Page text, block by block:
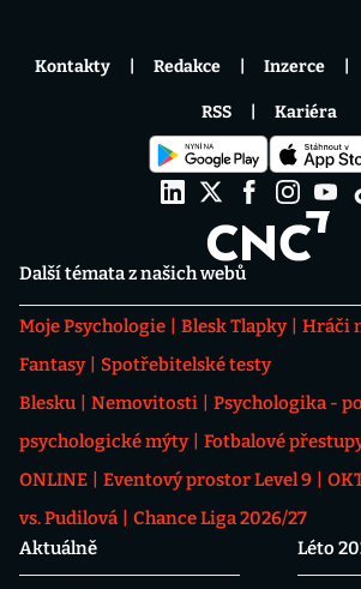
Další témata z našich webů
Moje Psychologie Blesk Tlapky Hráči
Fantasy
Spotřebitelské testy
Blesku
Nemovitosti
Psychologika -
psychologické mýty
Fotbalové
ONLINE
Eventový prostor Level 9
vs. Pudilová
Chance Liga 2026/27
Aktuálně
Léto
Kontakty Redakce Inzerce
RSS Kariéra